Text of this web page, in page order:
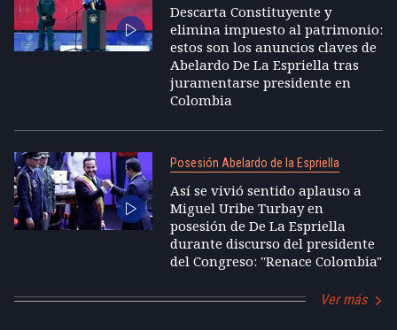
Descarta Constituyente y
elimina impuesto al patrimonio:
estos son los anuncios claves de
Abelardo De La Espriella tras
juramentarse presidente en
Colombia
Posesión Abelardo de la Espriella
Así se vivió sentido aplauso a
Miguel Uribe Turbay en
posesión de De La Espriella
durante discurso del presidente
del Congreso: "Renace Colombia"
Ver más